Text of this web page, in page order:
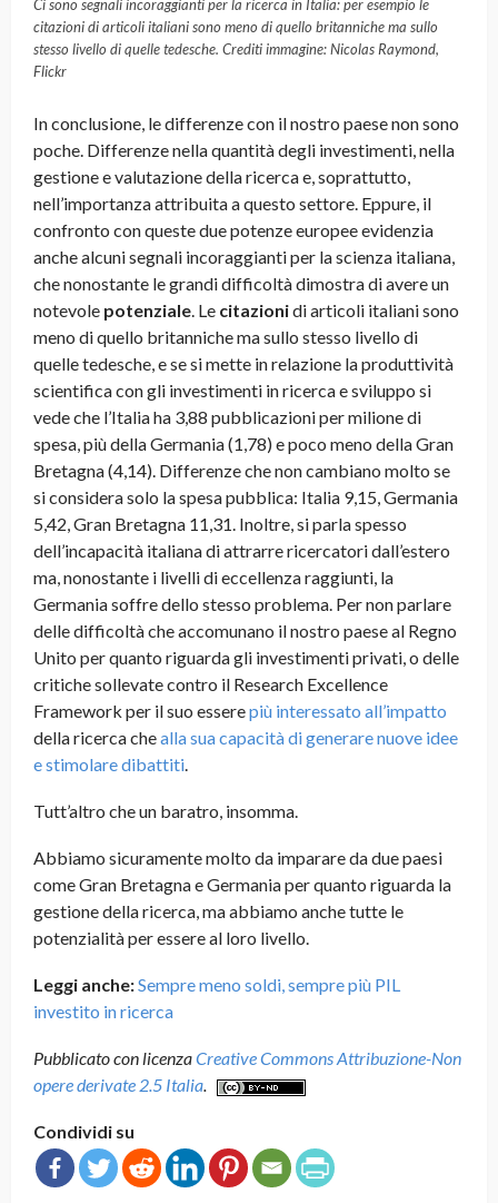
Ci sono segnali incoraggianti per la ricerca in Italia: per esempio le
citazioni di articoli italiani sono meno di quello britanniche ma sullo
stesso livello di quelle tedesche. Crediti immagine: Nicolas Raymond,
Flickr
In conclusione, le differenze con il nostro paese non sono
poche. Differenze nella quantità degli investimenti, nella
gestione e valutazione della ricerca e, soprattutto,
nell’importanza attribuita a questo settore. Eppure, il
confronto con queste due potenze europee evidenzia
anche alcuni segnali incoraggianti per la scienza italiana,
che nonostante le grandi difficoltà dimostra di avere un
notevole potenziale. Le citazionidi articoli italiani sono
meno di quello britanniche ma sullo stesso livello di
quelle tedesche, e se si mette in relazione la produttività
scientifica con gli investimenti in ricerca e sviluppo si
vede che l’Italia ha 3,88 pubblicazioni per milione di
spesa, più della Germania (1,78) e poco meno della Gran
Bretagna (4,14). Differenze che non cambiano molto se
si considera solo la spesa pubblica: Italia 9,15, Germania
5,42, Gran Bretagna 11,31. Inoltre, si parla spesso
dell’incapacità italiana di attrarre ricercatori dall’estero
ma, nonostante i livelli di eccellenza raggiunti, la
Germania soffre dello stesso problema. Per non parlare
delle difficoltà che accomunano il nostro paese al Regno
Unito per quanto riguarda gli investimenti privati, o delle
critiche sollevate contro il Research Excellence
Framework per il suo esserepiù interessato all’impatto
della ricerca chealla sua capacità di generare nuove idee
e stimolare dibattiti.
Tutt’altro che un baratro, insomma.
Abbiamo sicuramente molto da imparare da due paesi
come Gran Bretagna e Germania per quanto riguarda la
gestione della ricerca, ma abbiamo anche tutte le
potenzialità per essere al loro livello.
Leggi anche:Sempre meno soldi, sempre più PIL
investito in ricerca
Pubblicato con licenzaCreative Commons Attribuzione-Non
opere derivate 2.5 Italia.
Condividi su